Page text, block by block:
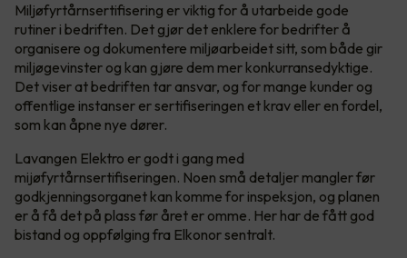
Miljøfyrtårnsertifisering er viktig for å utarbeide gode
rutiner i bedriften. Det gjør det enklere for bedrifter å
organisere og dokumentere miljøarbeidet sitt, som både gir
miljøgevinster og kan gjøre dem mer konkurransedyktige.
Det viser at bedriften tar ansvar, og for mange kunder og
offentlige instanser er sertifiseringen et krav eller en fordel,
som kan åpne nye dører.
Lavangen Elektro er godt i gang med
mijøfyrtårnsertifiseringen. Noen små detaljer mangler før
godkjenningsorganet kan komme for inspeksjon, og planen
er å få det på plass før året er omme. Her har de fått god
bistand og oppfølging fra Elkonor sentralt.